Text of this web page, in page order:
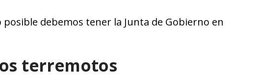
debemos tener la Junta de Gobierno en
terremotos